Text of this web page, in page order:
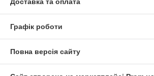
Графік роботи
Повна версія сайту